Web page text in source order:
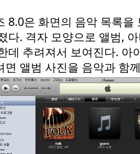
8.0은 화면의 음악 목록을
다. 격자 모양으로 앨범,
데 추려져서 보여진다. 아
면 앨범 사진을 음악과 함